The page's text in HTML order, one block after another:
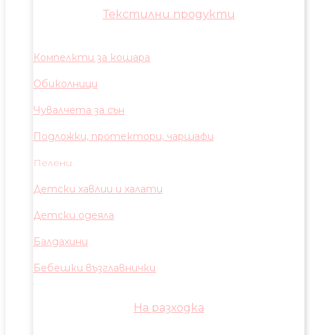
Текстилни продукти
Компелкти за кошара
Обиколници
Чувалчета за сън
Подложки, протектори, чаршафи
Пелени
Детски хавлии и халати
Детски одеяла
Балдахини
Бебешки възглавнички
На разходка